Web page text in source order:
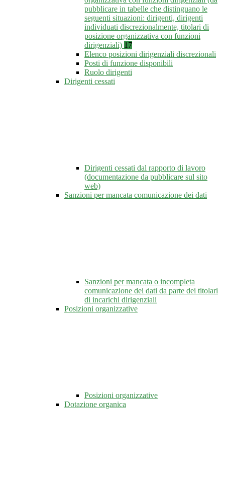
pubblicare in tabelle che distinguano le
seguenti situazioni: dirigenti, dirigenti
individuati discrezionalmente, titolari di
posizione organizzativa con funzioni
dirigenziali) 17
Elenco posizioni dirigenziali discrezionali
Posti di funzione disponibili
Ruolo dirigenti
Dirigenti cessati
Dirigenti cessati dal rapporto di lavoro
(documentazione da pubblicare sul sito
web)
Sanzioni per mancata comunicazione dei dati
Sanzioni per mancata o incompleta
comunicazione dei dati da parte dei titolari
di incarichi dirigenziali
Posizioni organizzative
Posizioni organizzative
Dotazione organica